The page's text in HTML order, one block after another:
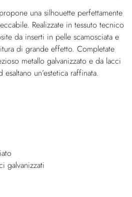
una silhouette perfettamente
Realizzate in tessuto tecnico
da inserti in pelle scamosciata e
di grande effetto. Completate
metallo galvanizzato e da lacci
un’estetica raffinata.
galvanizzati